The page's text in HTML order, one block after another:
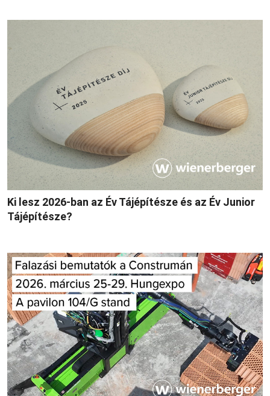
Ki lesz 2026-ban az Év Tájépítésze és az Év Junior
Tájépítésze?